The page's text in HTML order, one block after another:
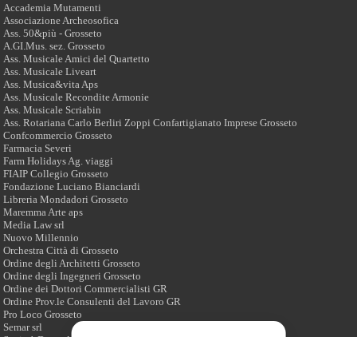
Accademia Mutamenti
Associazione Archeosofica
Ass. 50&più - Grosseto
A.GI.Mus. sez. Grosseto
Ass. Musicale Amici del Quartetto
Ass. Musicale Liveart
Ass. Musica&vita Aps
Ass. Musicale Recondite Armonie
Ass. Musicale Scriabin
Ass. Rotariana Carlo Berliri Zoppi Confartigianato Imprese Grosseto
Confcommercio Grosseto
Farmacia Severi
Farm Holidays Ag. viaggi
FIAIP Collegio Grosseto
Fondazione Luciano Bianciardi
Libreria Mondadori Grosseto
Maremma Arte aps
Media Law srl
Nuovo Millennio
Orchestra Città di Grosseto
Ordine degli Architetti Grosseto
Ordine degli Ingegneri Grosseto
Ordine dei Dottori Commercialisti GR
Ordine Prov.le Consulenti del Lavoro GR
Pro Loco Grosseto
Semar srl